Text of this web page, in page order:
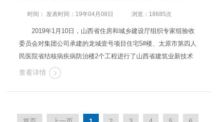
时间： 发表时间：19年04月08日 浏览：18685次
2019年1月10日，山西省住房和城乡建设厅组织专家组验收
委员会对集团公司承建的龙城壹号项目住宅5#楼、太原市第四人
民医院省结核病疾病防治楼2个工程进行了山西省建筑业新技术
应用示范工程的验收。集团公司总工程师路志旭组织了验收。十
八分公司李春、曹庆，十分公司樊锦贤、郝泽峰、赵崇山、王柑
鹏、张伟和总经理助理…
查看详情